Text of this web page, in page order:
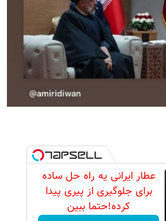
عطار ایرانی یه راه حل ساده
برای جلوگیری از پیری پیدا
کرده!حتما ببین